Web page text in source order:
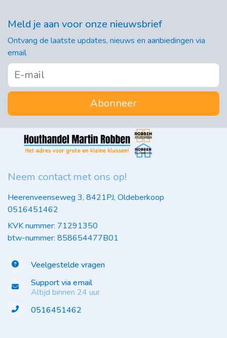
Meld je aan voor onze nieuwsbrief
Ontvang de laatste updates, nieuws en aanbiedingen via
email
Abonneer
Neem contact met ons op!
Heerenveenseweg 3, 8421PJ, Oldeberkoop
0516451462
KVK nummer: 71291350
btw-nummer: 858654477B01
Veelgestelde vragen
Support via email
Altijd binnen 24 uur
0516451462